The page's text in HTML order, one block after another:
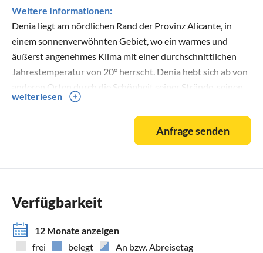
Weitere Informationen:
Denia liegt am nördlichen Rand der Provinz Alicante, in
einem sonnenverwöhnten Gebiet, wo ein warmes und
äußerst angenehmes Klima mit einer durchschnittlichen
Jahrestemperatur von 20° herrscht. Denia hebt sich ab von
anderen Orten durch die Schönheit seiner Strände, seinen
urigen Stadtkern, der von der Burg majestätisch überragt
wird und wegen dem Berg Montgó, der zusammen mit der
umliegenden Landschaft zum Naturpark erklärt wurde. Das
Kommen und Gehen der Fischerboote, die den Tagesablauf
Denia und Umgebung lassen keine Wünsche offen was
Wassersport Aktivitäten angeht.
Von Surfen bis Tauchen, von Jetski bis Segeln.
weiterlesen
Anfrage senden
Verfügbarkeit
12 Monate anzeigen
frei
belegt An bzw. Abreisetag